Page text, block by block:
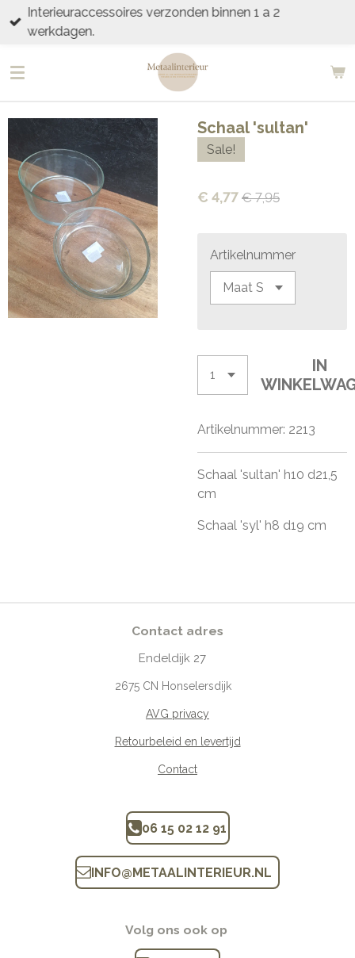
Ga
direct
de
Interieuraccessoires verzonden binnen 1 a 2
werkdagen.
Schaal 'sultan'
Sale!
€ 4,77 € 7,95
Artikelnummer
IN
Artikelnummer: 2213
Schaal 'sultan' h10 d21,5
cm
Schaal 'syl' h8 d19 cm
Contact adres
Endeldijk 27
2675 CN Honselersdijk
AVG privacy
Retourbeleid en levertijd
Contact
06 15 02 12 91
INFO@METAALINTERIEUR.NL
Volg ons ook op